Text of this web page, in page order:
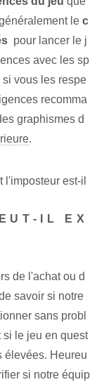
le c
​ pour lancer le j
avec les sp
vous les respe
recomma
graphismes d
.
est-il
IL EX
de l'achat ou d
savoir si notre
sans probl
si le jeu en quest
élevées. Heureu
si notre équip